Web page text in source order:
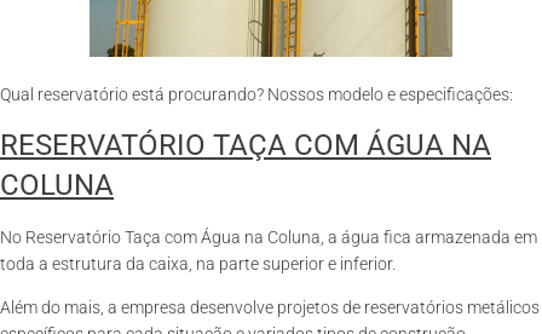
Qual reservatório está procurando? Nossos modelo e especificações:
RESERVATÓRIO TAÇA COM ÁGUA NA
COLUNA
No Reservatório Taça com Água na Coluna, a água fica armazenada em
toda a estrutura da caixa, na parte superior e inferior.
Além do mais, a empresa desenvolve projetos de reservatórios metálicos